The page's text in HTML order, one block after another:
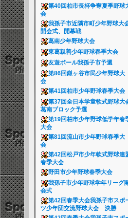
第40回柏市長杯争奪夏季野球
会
我孫子市近隣市町少年野球大
開会式、開幕戦
葛南少年野球大会
東葛親善少年野球春季大会
友遊ボール我孫子市予選
第86回鎌ヶ谷市民少年野球大
会
第41回柏市少年野球春季大会
第37回全日本学童軟式野球大
葛南ブロック予選
第19回柏市少年野球低学年春
大会
第81回流山市少年野球春季大
会
第42回松戸市少年軟式野球連
春季大会
野田市少年野球春季大会
我孫子市少年野球学年リーグ
会式
第42回春季大会我孫子市スポ
ツ少年団交流野球大会 決勝